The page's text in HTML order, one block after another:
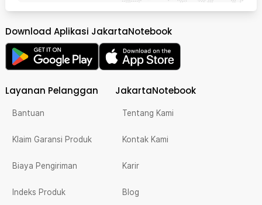
Download Aplikasi JakartaNotebook
Layanan Pelanggan
Bantuan
Klaim Garansi Produk
Biaya Pengiriman
Indeks Produk
JakartaNotebook
Tentang Kami
Kontak Kami
Karir
Blog